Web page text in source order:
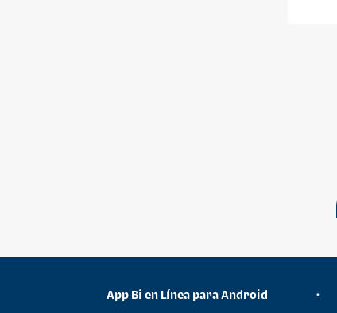
App Bi en Línea para Android •